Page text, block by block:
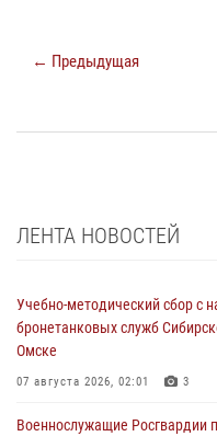
← Предыдущая
ЛЕНТА НОВОСТЕЙ
Учебно-методический сбор с
бронетанковых служб
Омске
07 августа 2026, 02:01 3
Военнослужащие Росгвардии